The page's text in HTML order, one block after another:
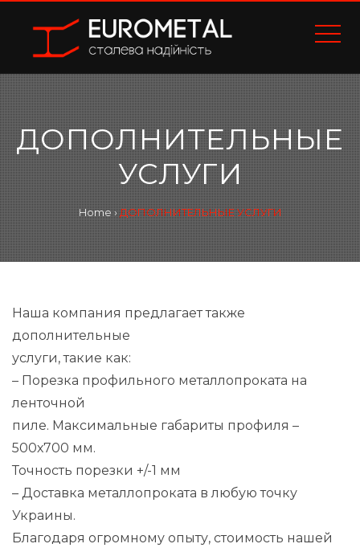
ДОПОЛНИТЕЛЬНЫЕ
УСЛУГИ
Home › ДОПОЛНИТЕЛЬНЫЕ УСЛУГИ
Наша компания предлагает также
дополнительные
услуги, такие как:
– Порезка профильного металлопроката на
ленточной
пиле. Максимальные габариты профиля –
500х700 мм.
Точность порезки +/-1 мм
– Доставка металлопроката в любую точку
Украины.
Благодаря огромному опыту, стоимость нашей